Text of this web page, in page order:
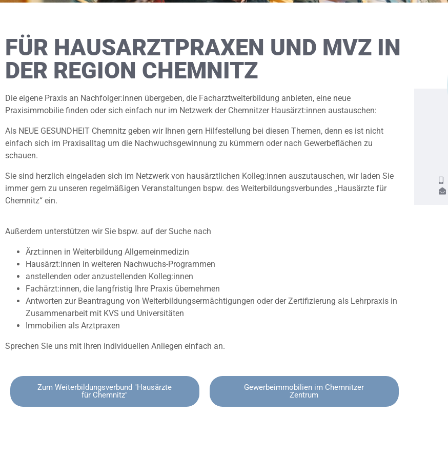
FÜR HAUSARZTPRAXEN UND MVZ IN
DER REGION CHEMNITZ
Die eigene Praxis an Nachfolger:innen übergeben, die Facharztweiterbildung anbieten, eine neue
Praxisimmobilie finden oder sich einfach nur im Netzwerk der Chemnitzer Hausärzt:innen austauschen:
Als NEUE GESUNDHEIT Chemnitz geben wir Ihnen gern Hilfestellung bei diesen Themen, denn es ist nicht
einfach sich im Praxisalltag um die Nachwuchsgewinnung zu kümmern oder nach Gewerbeflächen zu
schauen.
Sie sind herzlich eingeladen sich im Netzwerk von hausärztlichen Kolleg:innen auszutauschen, wir laden Sie
immer gern zu unseren regelmäßigen Veranstaltungen bspw. des Weiterbildungsverbundes „Hausärzte für
Chemnitz“ ein.
Außerdem unterstützen wir Sie bspw. auf der Suche nach
Ärzt:innen in Weiterbildung Allgemeinmedizin
Hausärzt:innen in weiteren Nachwuchs-Programmen
anstellenden oder anzustellenden Kolleg:innen
Fachärzt:innen, die langfristig Ihre Praxis übernehmen
Antworten zur Beantragung von Weiterbildungsermächtigungen oder der Zertifizierung als Lehrpraxis in
Zusammenarbeit mit KVS und Universitäten
Immobilien als Arztpraxen
Sprechen Sie uns mit Ihren individuellen Anliegen einfach an.
Zum Weiterbildungsverbund "Hausärzte
für Chemnitz"
Gewerbeimmobilien im Chemnitzer
Zentrum